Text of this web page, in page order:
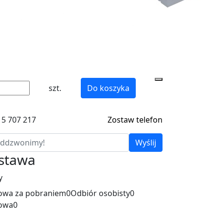
szt. Do koszyka
707 217 Zostaw telefon
Wyślij
za pobraniem0Odbiór osobisty0
0